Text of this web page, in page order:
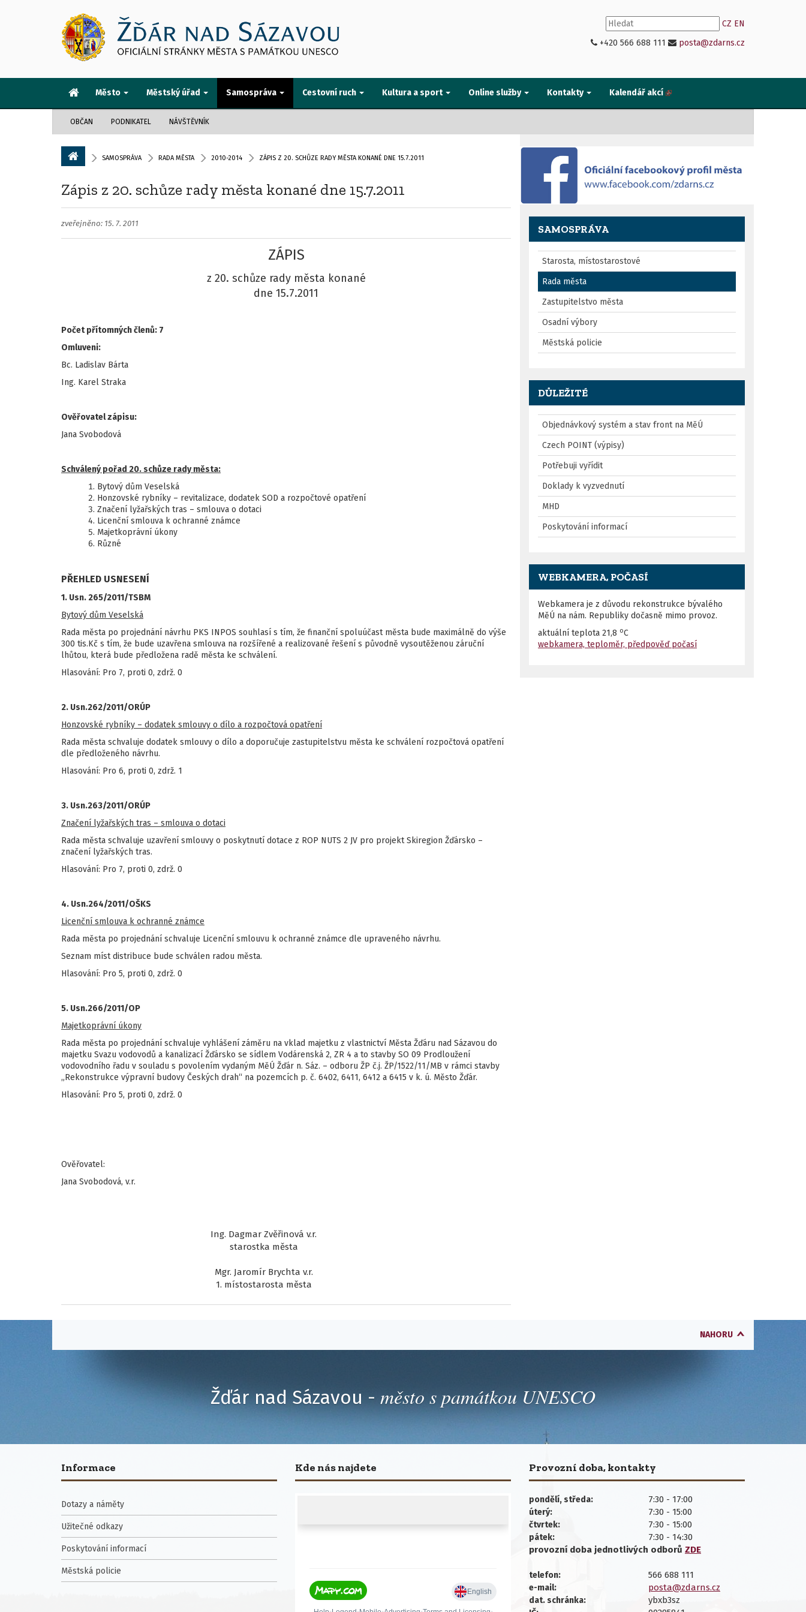
CZ EN
+420 566 688 111
posta@zdarns.cz
Město Městský úřad Samospráva Cestovní ruch Kultura a sport Online služby Kontakty Kalendář akcí
OBČAN PODNIKATEL NÁVŠTĚVNÍK
SAMOSPRÁVA RADA MĚSTA 2010-2014 ZÁPIS Z 20. SCHŮZE RADY MĚSTA KONANÉ DNE 15.7.2011
Zápis z 20. schůze rady města konané dne 15.7.2011
zveřejněno: 15. 7. 2011
ZÁPIS
z 20. schůze rady města konané
dne 15.7.2011
Počet přítomných členů: 7
Omluveni:
Bc. Ladislav Bárta
Ing. Karel Straka
Ověřovatel zápisu:
Jana Svobodová
Schválený pořad 20. schůze rady města:
Bytový dům Veselská
Honzovské rybníky – revitalizace, dodatek SOD a rozpočtové opatření
Značení lyžařských tras – smlouva o dotaci
Licenční smlouva k ochranné známce
Majetkoprávní úkony
Různé
PŘEHLED USNESENÍ
1. Usn. 265/2011/TSBM
Bytový dům Veselská
Rada města po projednání návrhu PKS INPOS souhlasí s tím, že finanční spoluúčast města bude maximálně do výše
300 tis.Kč s tím, že bude uzavřena smlouva na rozšířené a realizované řešení s původně vysoutěženou záruční
lhůtou, která bude předložena radě města ke schválení.
Hlasování: Pro 7, proti 0, zdrž. 0
2. Usn.262/2011/ORÚP
Honzovské rybníky – dodatek smlouvy o dílo a rozpočtová opatření
Rada města schvaluje dodatek smlouvy o dílo a doporučuje zastupitelstvu města ke schválení rozpočtová opatření
dle předloženého návrhu.
Hlasování: Pro 6, proti 0, zdrž. 1
3. Usn.263/2011/ORÚP
Značení lyžařských tras – smlouva o dotaci
Rada města schvaluje uzavření smlouvy o poskytnutí dotace z ROP NUTS 2 JV pro projekt Skiregion Žďársko –
značení lyžařských tras.
Hlasování: Pro 7, proti 0, zdrž. 0
4. Usn.264/2011/OŠKS
Licenční smlouva k ochranné známce
Rada města po projednání schvaluje Licenční smlouvu k ochranné známce dle upraveného návrhu.
Seznam míst distribuce bude schválen radou města.
Hlasování: Pro 5, proti 0, zdrž. 0
5. Usn.266/2011/OP
Majetkoprávní úkony
Rada města po projednání schvaluje vyhlášení záměru na vklad majetku z vlastnictví Města Žďáru nad Sázavou do
majetku Svazu vodovodů a kanalizací Žďársko se sídlem Vodárenská 2, ZR 4 a to stavby SO 09 Prodloužení
vodovodního řadu v souladu s povolením vydaným MěÚ Žďár n. Sáz. – odboru ŽP č.j. ŽP/1522/11/MB v rámci stavby
„Rekonstrukce výpravní budovy Českých drah“ na pozemcích p. č. 6402, 6411, 6412 a 6415 v k. ú. Město Žďár.
Hlasování: Pro 5, proti 0, zdrž. 0
Ověřovatel:
Jana Svobodová, v.r.
Ing. Dagmar Zvěřinová v.r.
starostka města
Mgr. Jaromír Brychta v.r.
1. místostarosta města
SAMOSPRÁVA
Starosta, místostarostové
Rada města
Zastupitelstvo města
Osadní výbory
Městská policie
DŮLEŽITÉ
Objednávkový systém a stav front na MěÚ
Czech POINT (výpisy)
Potřebuji vyřídit
Doklady k vyzvednutí
MHD
Poskytování informací
WEBKAMERA, POČASÍ
Webkamera je z důvodu rekonstrukce bývalého
MěÚ na nám. Republiky dočasně mimo provoz.
aktuální teplota 21,8 oC
webkamera, teploměr, předpověď počasí
NAHORU
Žďár nad Sázavou - město s památkou UNESCO
Informace
Dotazy a náměty
Užitečné odkazy
Poskytování informací
Městská policie
Provozní doba, kontakty
pondělí, středa: 7:30 - 17:00
úterý: 7:30 - 15:00
čtvrtek: 7:30 - 15:00
pátek:
7:30 - 14:30
provozní doba jednotlivých odborů ZDE
telefon: 566 688 111
e-mail: posta@zdarns.cz
dat. schránka: ybxb3sz
Kde nás najdete